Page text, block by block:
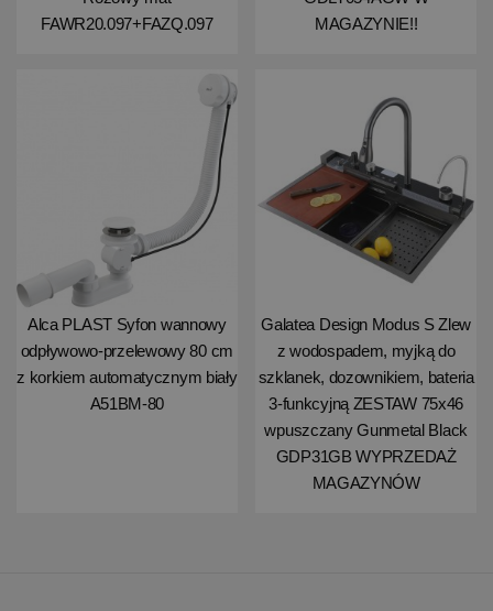
FAWR20.097+FAZQ.097
MAGAZYNIE!!
Alca PLAST Syfon wannowy
odpływowo-przelewowy 80 cm
z korkiem automatycznym biały
A51BM-80
Galatea Design Modus S Zlew
z wodospadem, myjką do
szklanek, dozownikiem, bateria
3-funkcyjną ZESTAW 75x46
wpuszczany Gunmetal Black
GDP31GB WYPRZEDAŻ
MAGAZYNÓW